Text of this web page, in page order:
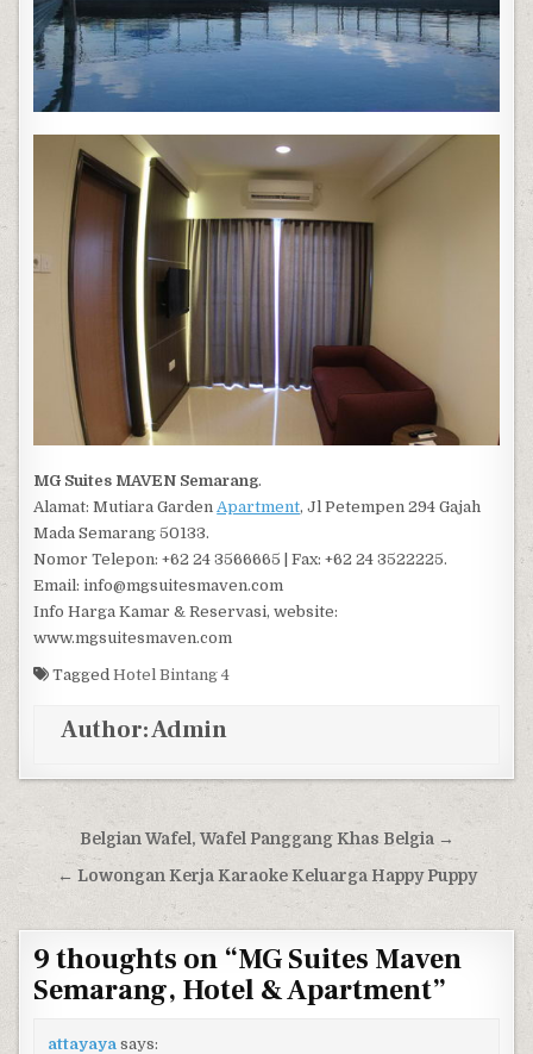
MG Suites MAVEN Semarang.
Alamat: Mutiara GardenApartment, Jl Petempen 294 Gajah
Mada Semarang 50133.
Nomor Telepon: +62 24 3566665 | Fax: +62 24 3522225.
Email: info@mgsuitesmaven.com
Info Harga Kamar & Reservasi, website:
www.mgsuitesmaven.com
TaggedHotel Bintang 4
Author:Admin
Post navigation
Belgian Wafel, Wafel Panggang Khas Belgia →
← Lowongan Kerja Karaoke Keluarga Happy Puppy
9 thoughts on “MG Suites Maven
Semarang, Hotel & Apartment”
attayaya says: